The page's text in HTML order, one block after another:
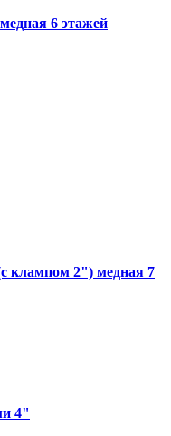
6 этажей
клампом 2") медная 7
4"